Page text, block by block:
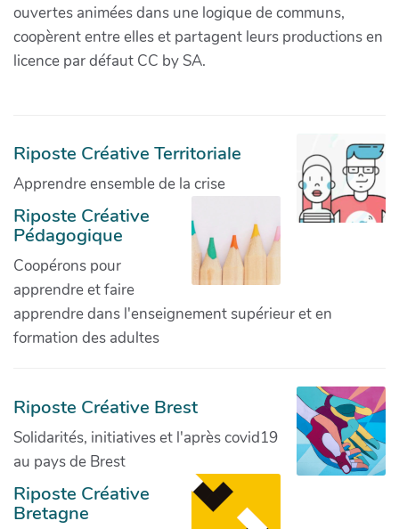
ouvertes animées dans une logique de communs,
coopèrent entre elles et partagent leurs productions en
licence par défaut CC by SA.
Riposte Créative Territoriale
Apprendre ensemble de la crise
Riposte Créative
Pédagogique
Coopérons pour
apprendre et faire
apprendre dans l'enseignement supérieur et en
formation des adultes
Riposte Créative Brest
Solidarités, initiatives et l'après covid19
au pays de Brest
Riposte Créative
Bretagne